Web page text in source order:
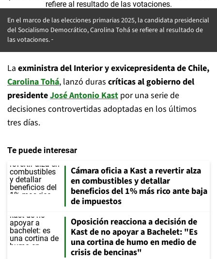
En el marco de las elecciones primarias 2025, la candidata presidencial
del Socialismo Democrático, Carolina Tohá se refiere al resultado de
las votaciones.
La exministra del Interior y exvicepresidenta de Chile,
Carolina Tohá, lanzó duras críticas al gobierno del
presidenteJosé Antonio Kast por una serie de
decisiones controvertidas adoptadas en los últimos
tres días.
Te puede interesar
Cámara oficia a Kast a revertir alza
en combustibles y detallar
beneficios del 1% más rico ante baja
de impuestos
Oposición reacciona a decisión de
Kast de no apoyar a Bachelet: "Es
una cortina de humo en medio de
crisis de bencinas"